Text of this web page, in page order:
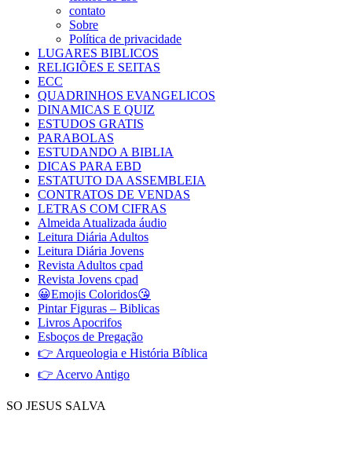
contato
Sobre
Política de privacidade
LUGARES BIBLICOS
RELIGIÕES E SEITAS
ECC
QUADRINHOS EVANGELICOS
DINAMICAS E QUIZ
ESTUDOS GRATIS
PARABOLAS
ESTUDANDO A BIBLIA
DICAS PARA EBD
ESTATUTO DA ASSEMBLEIA
CONTRATOS DE VENDAS
LETRAS COM CIFRAS
Almeida Atualizada áudio
Leitura Diária Adultos
Leitura Diária Jovens
Revista Adultos cpad
Revista Jovens cpad
😀Emojis Coloridos😘
Pintar Figuras – Biblicas
Livros Apocrifos
Esboços de Pregação
👉 Arqueologia e História Bíblica
👉 Acervo Antigo
SO JESUS SALVA